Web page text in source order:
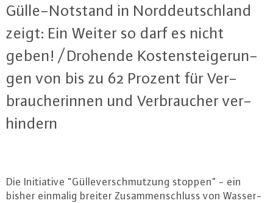
Gül­le-Not­stand in Nord­deutsch­land
zeigt: Ein Weiter so darf es nicht
geben! / Drohende Kos­ten­stei­ge­run­
gen von bis zu 62 Prozent für Ver­
brau­che­rin­nen und Ver­brau­cher ver­
hin­dern
Die In­itia­ti­ve "Gül­le­ver­schmut­zung stoppen" - ein
bisher einmalig breiter Zu­sam­men­schluss von Was­ser­